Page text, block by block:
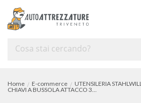
Home E-commerce UTENSILERIA
CHIAVI A BUSSOLA ATTACCO 3/8"